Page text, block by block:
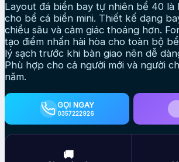
Layout đá biển bay tự nhiên bể 40 là
cho bể cá biển mini. Thiết kế dạng
chiều sâu và cảm giác thoáng hơn.
tạo điểm nhấn hài hòa cho toàn bộ
lý sạch trước khi bàn giao nên dễ
Phù hợp cho cả người mới và người
năm.
GỌI NGAY
0357222926
🚚